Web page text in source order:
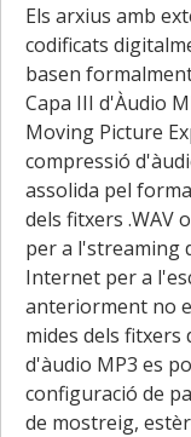
Els arxius amb
codificats
basen
Capa III d'Àudio
Moving Picture
compressió
assolida pel
dels fitxers .WAV
per a l'streaming
Internet per a
anteriorment no
mides dels
d'àudio MP3 es
configuració de
de mostreig,